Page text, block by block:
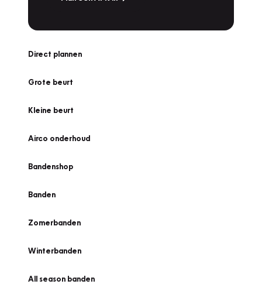
Direct plannen
Grote beurt
Kleine beurt
Airco onderhoud
Bandenshop
Banden
Zomerbanden
Winterbanden
All season banden